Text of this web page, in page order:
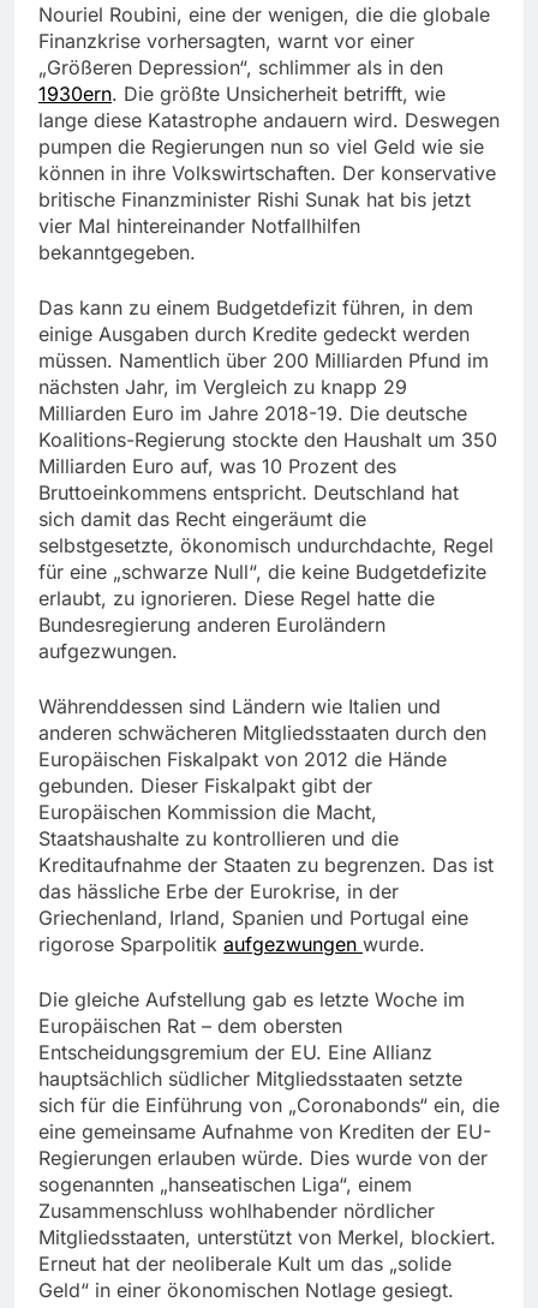
Nouriel Roubini, eine der wenigen, die die globale
Finanzkrise vorhersagten, warnt vor einer
„Größeren Depression“, schlimmer als in den
1930ern. Die größte Unsicherheit betrifft, wie
lange diese Katastrophe andauern wird. Deswegen
pumpen die Regierungen nun so viel Geld wie sie
können in ihre Volkswirtschaften. Der konservative
britische Finanzminister Rishi Sunak hat bis jetzt
vier Mal hintereinander Notfallhilfen
bekanntgegeben.
Das kann zu einem Budgetdefizit führen, in dem
einige Ausgaben durch Kredite gedeckt werden
müssen. Namentlich über 200 Milliarden Pfund im
nächsten Jahr, im Vergleich zu knapp 29
Milliarden Euro im Jahre 2018-19. Die deutsche
Koalitions-Regierung stockte den Haushalt um 350
Milliarden Euro auf, was 10 Prozent des
Bruttoeinkommens entspricht. Deutschland hat
sich damit das Recht eingeräumt die
selbstgesetzte, ökonomisch undurchdachte, Regel
für eine „schwarze Null“, die keine Budgetdefizite
erlaubt, zu ignorieren. Diese Regel hatte die
Bundesregierung anderen Euroländern
aufgezwungen.
Währenddessen sind Ländern wie Italien und
anderen schwächeren Mitgliedsstaaten durch den
Europäischen Fiskalpakt von 2012 die Hände
gebunden. Dieser Fiskalpakt gibt der
Europäischen Kommission die Macht,
Staatshaushalte zu kontrollieren und die
Kreditaufnahme der Staaten zu begrenzen. Das ist
das hässliche Erbe der Eurokrise, in der
Griechenland, Irland, Spanien und Portugal eine
rigorose Sparpolitik aufgezwungen wurde.
Die gleiche Aufstellung gab es letzte Woche im
Europäischen Rat – dem obersten
Entscheidungsgremium der EU. Eine Allianz
hauptsächlich südlicher Mitgliedsstaaten setzte
sich für die Einführung von „Coronabonds“ ein, die
eine gemeinsame Aufnahme von Krediten der EU-
Regierungen erlauben würde. Dies wurde von der
sogenannten „hanseatischen Liga“, einem
Zusammenschluss wohlhabender nördlicher
Mitgliedsstaaten, unterstützt von Merkel, blockiert.
Erneut hat der neoliberale Kult um das „solide
Geld“ in einer ökonomischen Notlage gesiegt.